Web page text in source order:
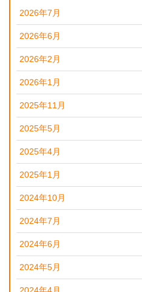
2026年7月
2026年6月
2026年2月
2026年1月
2025年11月
2025年5月
2025年4月
2025年1月
2024年10月
2024年7月
2024年6月
2024年5月